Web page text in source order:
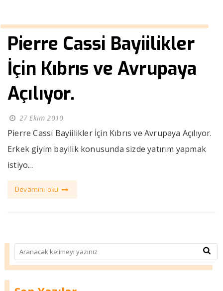
Pierre Cassi Bayiilikler
İçin Kıbrıs ve Avrupaya
Açılıyor.
27 Ekim 2010
Pierre Cassi Bayiilikler İçin Kıbrıs ve Avrupaya Açılıyor.
Erkek giyim bayilik konusunda sizde yatırım yapmak
istiyo...
Devamını oku